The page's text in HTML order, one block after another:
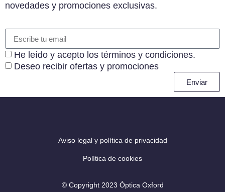
novedades y promociones exclusivas.
He leído y acepto los términos y condiciones.
Deseo recibir ofertas y promociones
Enviar
Aviso legal y política de privacidad
Política de cookies
© Copyright 2023 Óptica Oxford